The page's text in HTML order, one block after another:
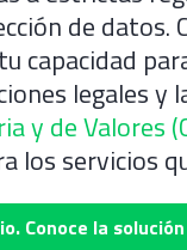
de datos.
capacidad
legales y
y de Valores
los servicios
Conoce la solución